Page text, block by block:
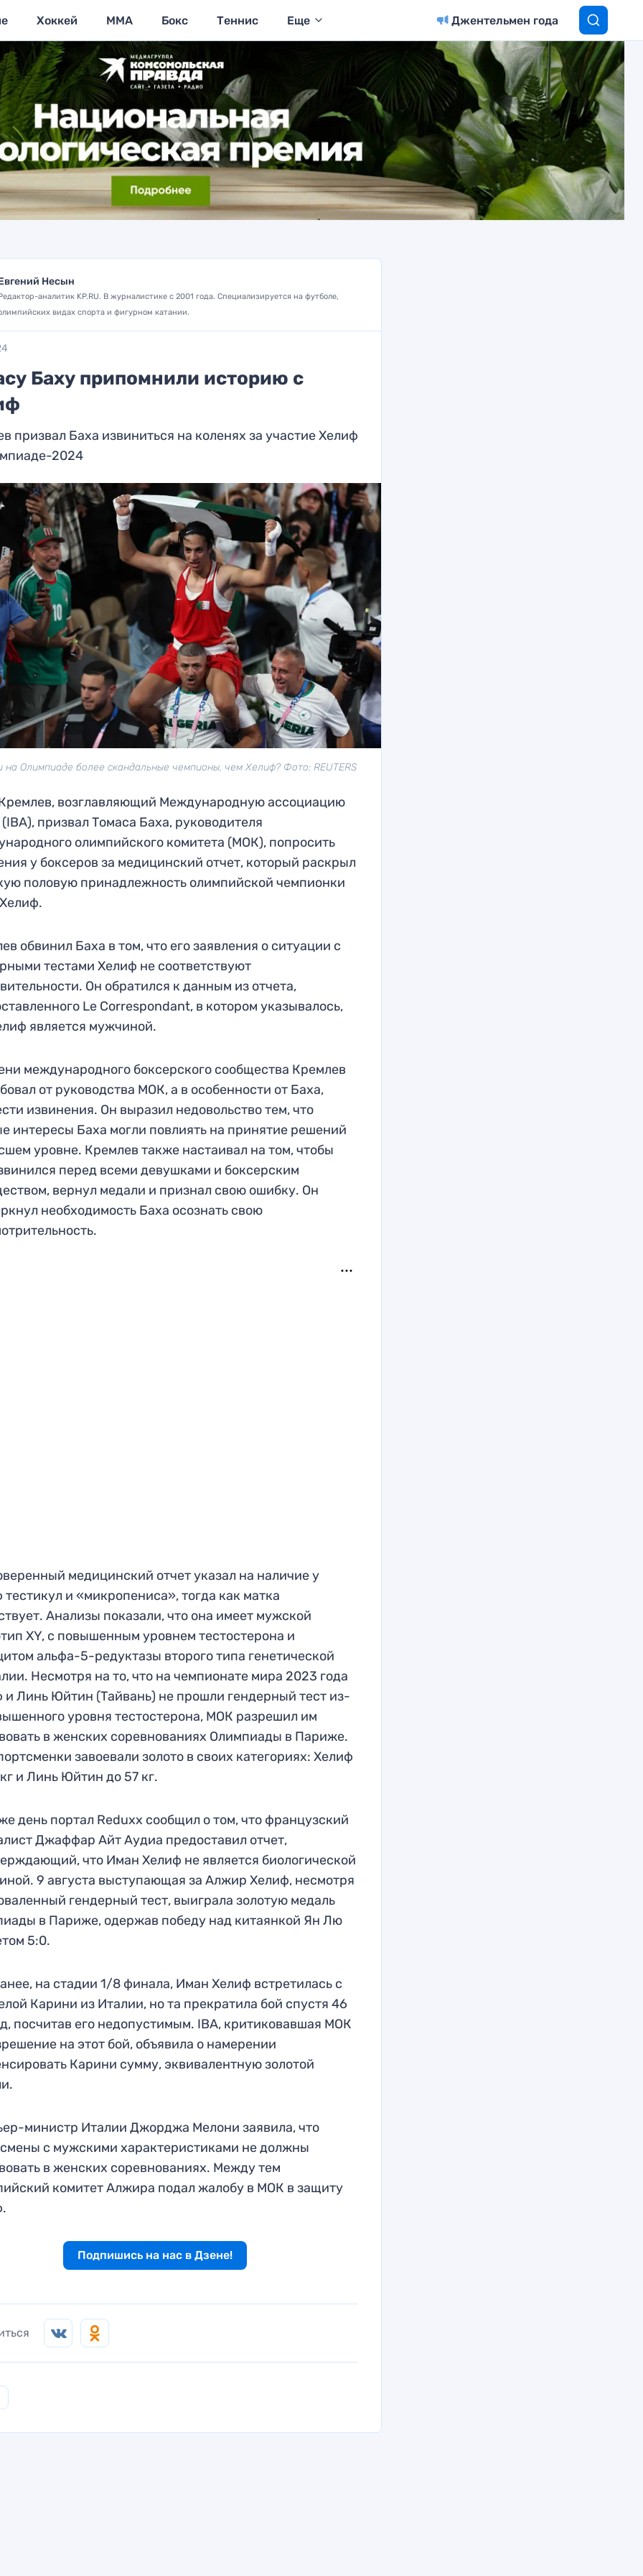
Хоккей MMA Бокс Теннис Еще Джентельмен года
Несын
аналитик KP.RU. В журналистике с 2001 года. Специализируется на футболе,
видах спорта и фигурном катании.
Баху припомнили историю с
призвал Баха извиниться на коленях за участие Хелиф
2024
на Олимпиаде более скандальные чемпионы, чем Хелиф? Фото: REUTERS
возглавляющий Международную ассоциацию
(IBA), призвал Томаса Баха, руководителя
олимпийского комитета (МОК), попросить
у боксеров за медицинский отчет, который раскрыл
половую принадлежность олимпийской чемпионки
обвинил Баха в том, что его заявления о ситуации с
тестами Хелиф не соответствуют
Он обратился к данным из отчета,
Le Correspondant, в котором указывалось,
является мужчиной.
международного боксерского сообщества Кремлев
от руководства МОК, а в особенности от Баха,
извинения. Он выразил недовольство тем, что
интересы Баха могли повлиять на принятие решений
уровне. Кремлев также настаивал на том, чтобы
перед всеми девушками и боксерским
вернул медали и признал свою ошибку. Он
необходимость Баха осознать свою
медицинский отчет указал на наличие у
тестикул и «микропениса», тогда как матка
Анализы показали, что она имеет мужской
XY, с повышенным уровнем тестостерона и
альфа-5-редуктазы второго типа генетической
Несмотря на то, что на чемпионате мира 2023 года
и Линь Юйтин (Тайвань) не прошли гендерный тест из-
уровня тестостерона, МОК разрешил им
в женских соревнованиях Олимпиады в Париже.
завоевали золото в своих категориях: Хелиф
и Линь Юйтин до 57 кг.
день портал Reduxx сообщил о том, что французский
Джаффар Айт Аудиа предоставил отчет,
что Иман Хелиф не является биологической
9 августа выступающая за Алжир Хелиф, несмотря
гендерный тест, выиграла золотую медаль
в Париже, одержав победу над китаянкой Ян Лю
5:0.
на стадии 1/8 финала, Иман Хелиф встретилась с
Карини из Италии, но та прекратила бой спустя 46
посчитав его недопустимым. IBA, критиковавшая МОК
на этот бой, объявила о намерении
Карини сумму, эквивалентную золотой
министр Италии Джорджа Мелони заявила, что
с мужскими характеристиками не должны
в женских соревнованиях. Между тем
комитет Алжира подал жалобу в МОК в защиту
Подпишись на нас в Дзене!